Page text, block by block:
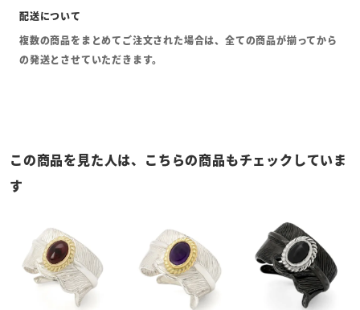
複数の商品をまとめてご注文された場合は、全ての商品が揃ってから
の発送とさせていただきます。
この商品を見た人は、こちらの商品もチェックしていま
す